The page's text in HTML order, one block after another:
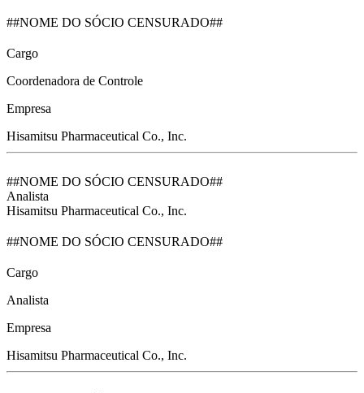
##NOME DO SÓCIO CENSURADO##
Cargo
Coordenadora de Controle
Empresa
Hisamitsu Pharmaceutical Co., Inc.
##NOME DO SÓCIO CENSURADO##
Analista
Hisamitsu Pharmaceutical Co., Inc.
##NOME DO SÓCIO CENSURADO##
Cargo
Analista
Empresa
Hisamitsu Pharmaceutical Co., Inc.